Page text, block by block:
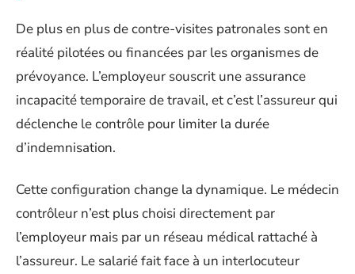
De plus en plus de contre-visites patronales sont en
réalité pilotées ou financées par les organismes de
prévoyance. L’employeur souscrit une assurance
incapacité temporaire de travail, et c’est l’assureur qui
déclenche le contrôle pour limiter la durée
d’indemnisation.
Cette configuration change la dynamique. Le médecin
contrôleur n’est plus choisi directement par
l’employeur mais par un réseau médical rattaché à
l’assureur. Le salarié fait face à un interlocuteur